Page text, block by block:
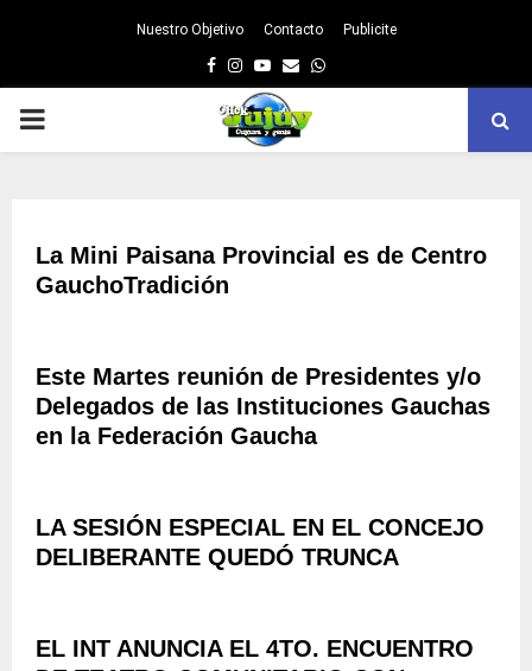
Nuestro Objetivo Contacto Publicite
Facebook
Instagram
Youtube
EmailWhatsapp
PRIMARY
La Mini Paisana Provincial es de Centro
GauchoTradición
Este Martes reunión de Presidentes y/o
Delegados de las Instituciones Gauchas
en la Federación Gaucha
LA SESIÓN ESPECIAL EN EL CONCEJO
DELIBERANTE QUEDÓ TRUNCA
EL INT ANUNCIA EL 4TO. ENCUENTRO